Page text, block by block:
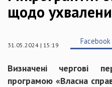
щодо
31.05.2024 | 15:19 Facebook
Визначені чергові
програмою «Власна